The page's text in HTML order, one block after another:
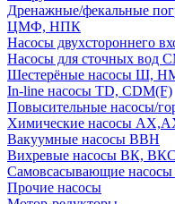
Дренажные/фекальные
ЦМФ, НПК
Насосы двухстороннего
Насосы для сточных вод
Шестерёные насосы Ш,
In-line насосы TD, CDM(F)
Повысительные насосы/
Химические насосы
Вакуумные насосы ВВН
Вихревые насосы ВК, ВКС
Самовсасывающие
Прочие насосы